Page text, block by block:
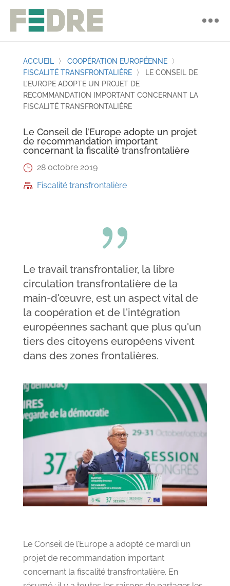
ACCUEIL〉 COOPÉRATION EUROPÉENNE〉
FISCALITÉ TRANSFRONTALIÈRE〉
LE CONSEIL DE
L’EUROPE ADOPTE UN PROJET DE
RECOMMANDATION IMPORTANT CONCERNANT LA
FISCALITÉ TRANSFRONTALIÈRE
Le Conseil de l’Europe adopte un projet
de recommandation important
concernant la fiscalité transfrontalière
} 28 octobre 2019
 Fiscalité transfrontalière
{
Le travail transfrontalier, la libre
circulation transfrontalière de la
main-d'œuvre, est un aspect vital de
la coopération et de l'intégration
européennes sachant que plus qu'un
tiers des citoyens européens vivent
dans des zones frontalières.
Le Conseil de l’Europe a adopté ce mardi un
projet de recommandation important
concernant la fiscalité transfrontalière. En